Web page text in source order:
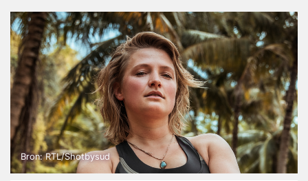
Bron: RTL/Shotbysud